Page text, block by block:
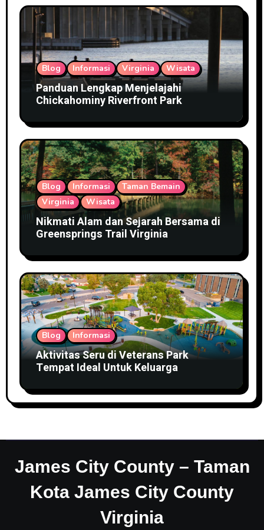
Blog Informasi Virginia Wisata
Panduan Lengkap Menjelajahi
Chickahominy Riverfront Park
Blog Informasi
Taman Bemain
Virginia
Wisata
Nikmati Alam dan Sejarah Bersama di
Greensprings Trail Virginia
Blog Informasi
Aktivitas Seru di Veterans Park
Tempat Ideal Untuk Keluarga
James City County – Taman
Kota James City County
Virginia